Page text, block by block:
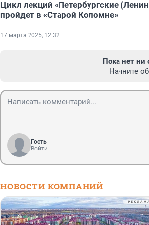
Цикл лекций «Петербургские
пройдет в «Старой Коломне»
17 марта 2025, 12:32
Пока нет ни
Начните
Гость
Войти
НОВОСТИ КОМПАНИЙ